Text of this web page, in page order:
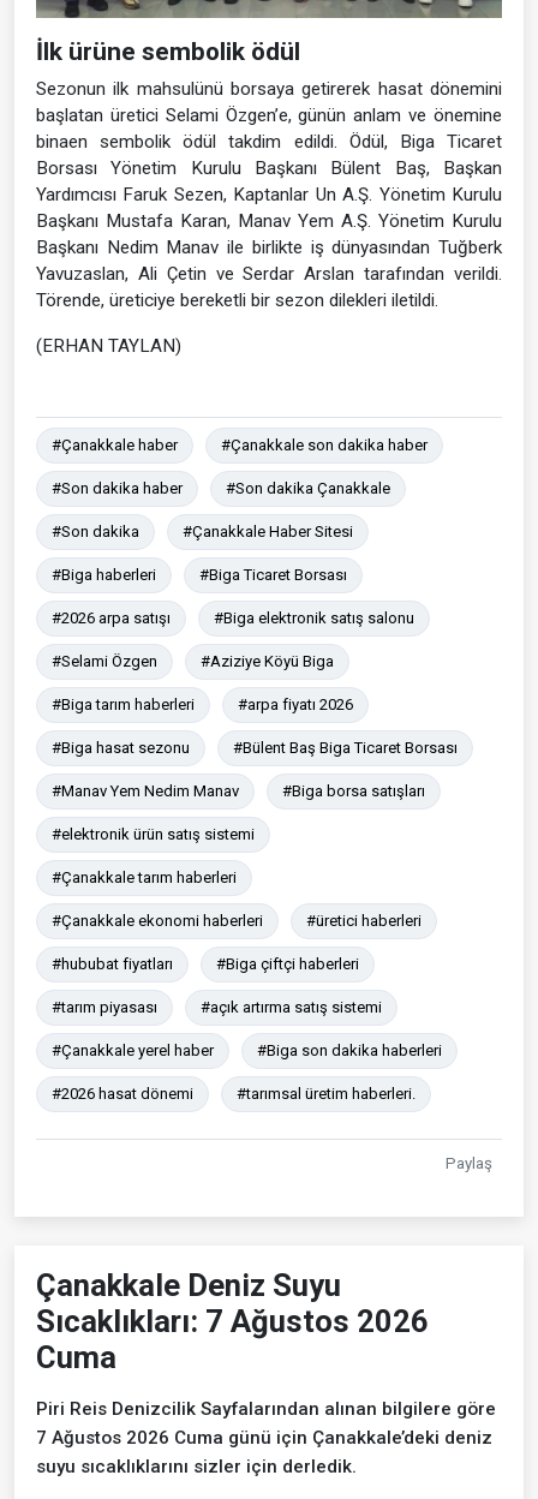
İlk ürüne sembolik ödül
Sezonun ilk mahsulünü borsaya getirerek hasat dönemini
başlatan üretici Selami Özgen’e, günün anlam ve önemine
binaen sembolik ödül takdim edildi. Ödül, Biga Ticaret
Borsası Yönetim Kurulu Başkanı Bülent Baş, Başkan
Yardımcısı Faruk Sezen, Kaptanlar Un A.Ş. Yönetim Kurulu
Başkanı Mustafa Karan, Manav Yem A.Ş. Yönetim Kurulu
Başkanı Nedim Manav ile birlikte iş dünyasından Tuğberk
Yavuzaslan, Ali Çetin ve Serdar Arslan tarafından verildi.
Törende, üreticiye bereketli bir sezon dilekleri iletildi.
(ERHAN TAYLAN)
#Çanakkale haber #Çanakkale son dakika haber
#Son dakika haber #Son dakika Çanakkale
#Son dakika #Çanakkale Haber Sitesi
#Biga haberleri #Biga Ticaret Borsası
#2026 arpa satışı #Biga elektronik satış salonu
#Selami Özgen #Aziziye Köyü Biga
#Biga tarım haberleri #arpa fiyatı 2026
#Biga hasat sezonu #Bülent Baş Biga Ticaret Borsası
#Manav Yem Nedim Manav #Biga borsa satışları
#elektronik ürün satış sistemi
#Çanakkale tarım haberleri
#Çanakkale ekonomi haberleri #üretici haberleri
#hububat fiyatları #Biga çiftçi haberleri
#tarım piyasası #açık artırma satış sistemi
#Çanakkale yerel haber #Biga son dakika haberleri
#2026 hasat dönemi #tarımsal üretim haberleri.
Paylaş
Çanakkale Deniz Suyu
Sıcaklıkları: 7 Ağustos 2026
Cuma
Piri Reis Denizcilik Sayfalarından alınan bilgilere göre
7 Ağustos 2026 Cuma günü için Çanakkale’deki deniz
suyu sıcaklıklarını sizler için derledik.